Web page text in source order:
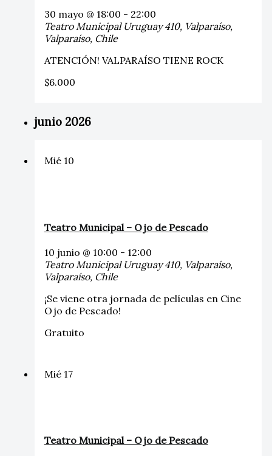
30 mayo @ 18:00 - 22:00
Teatro Municipal Uruguay 410, Valparaíso,
Valparaíso, Chile
ATENCIÓN! VALPARAÍSO TIENE ROCK
$6.000
junio 2026
Mié 10
Teatro Municipal – Ojo de Pescado
10 junio @ 10:00 - 12:00
Teatro Municipal Uruguay 410, Valparaíso,
Valparaíso, Chile
¡Se viene otra jornada de películas en Cine
Ojo de Pescado!
Gratuito
Mié 17
Teatro Municipal – Ojo de Pescado